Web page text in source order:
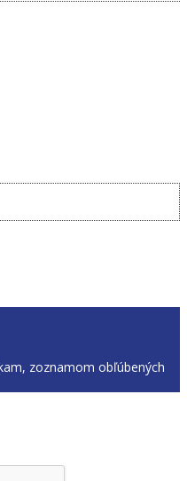
zoznamom obľúbených